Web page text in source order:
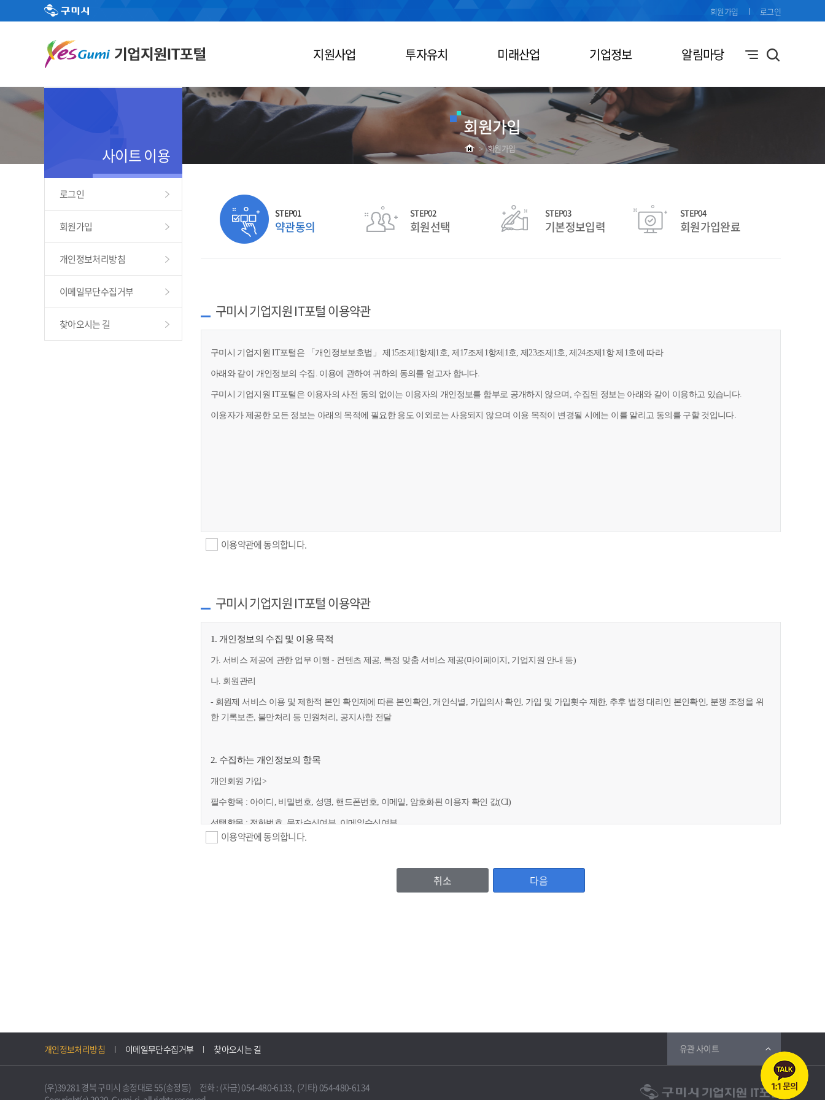
지원사업 투자유치 미래산업 기업정보 알림마당
회원가입 로그인
회원가입
> 회원가입
사이트 이용
로그인
회원가입
개인정보처리방침
이메일무단수집거부
찾아오시는 길
STEP01
약관동의
STEP02
회원선택
STEP03
기본정보입력
STEP04
회원가입완료
구미시 기업지원 IT포털 이용약관
구미시 기업지원 IT포털은 「개인정보보호법」 제15조제1항제1호, 제17조제1항제1호, 제23조제1호, 제24조제1항 제1호에 따라
아래와 같이 개인정보의 수집. 이용에 관하여 귀하의 동의를 얻고자 합니다.
구미시 기업지원 IT포털은 이용자의 사전 동의 없이는 이용자의 개인정보를 함부로 공개하지 않으며, 수집된 정보는 아래와 같이 이용하고 있습니다.
이용자가 제공한 모든 정보는 아래의 목적에 필요한 용도 이외로는 사용되지 않으며 이용 목적이 변경될 시에는 이를 알리고 동의를 구할 것입니다.
이용약관에 동의합니다.
구미시 기업지원 IT포털 이용약관
1. 개인정보의 수집 및 이용 목적
가. 서비스 제공에 관한 업무 이행 - 컨텐츠 제공, 특정 맞춤 서비스 제공(마이페이지, 기업지원 안내 등)
나. 회원관리
- 회원제 서비스 이용 및 제한적 본인 확인제에 따른 본인확인, 개인식별, 가입의사 확인, 가입 및 가입횟수 제한, 추후 법정 대리인 본인확인, 분쟁 조정을 위
한 기록보존, 불만처리 등 민원처리, 공지사항 전달
2. 수집하는 개인정보의 항목
개인회원 가입>
필수항목 : 아이디, 비밀번호, 성명, 핸드폰번호, 이메일, 암호화된 이용자 확인 값(CI)
선택항목 : 전화번호, 문자수신여부, 이메일수신여부
필수항목 : 사업자등록번호, (법인기업의 경우 법인등록번호), 기업명, 비밀번호, 대표자명, 주소, 사업자등록증, 담당자명, 담당자 직위, 담당자 휴대폰번호,
니다.
불필요하게 되었을 때에는 지체 없이 해당 개인정보를 파기합니다.
이용약관에 동의합니다.
취소 다음
개인정보처리방침 이메일무단수집거부 찾아오시는 길 유관 사이트
(우)39281 경북 구미시 송정대로 55(송정동) 전화 : (자금) 054-480-6133, (기타) 054-480-6134